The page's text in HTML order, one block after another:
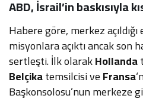
ABD, İsrail’in baskısıyla
Habere göre, merkez
misyonlara açıktı ancak son
sertleşti. İlk olarakHollanda
Belçikatemsilcisi veFransa
Başkonsolosu’nun merkeze